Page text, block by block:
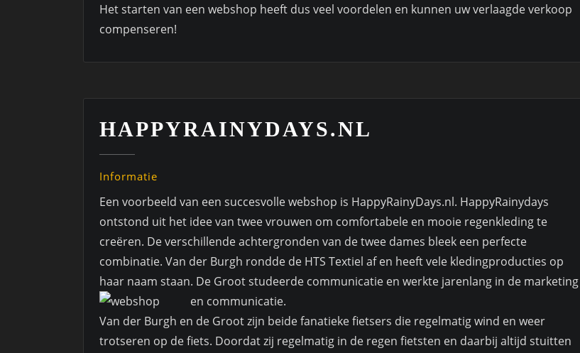
Het starten van een webshop heeft dus veel voordelen en kunnen uw verlaagde verkoop
compenseren!
HAPPYRAINYDAYS.NL
Informatie
Een voorbeeld van een succesvolle webshop is HappyRainyDays.nl. HappyRainydays
ontstond uit het idee van twee vrouwen om comfortabele en mooie regenkleding te
creëren. De verschillende achtergronden van de twee dames bleek een perfecte
combinatie. Van der Burgh rondde de HTS Textiel af en heeft vele kledingproducties op
haar naam staan. De Groot studeerde communicatie en werkte jarenlang in de marketing
en communicatie.
Van der Burgh en de Groot zijn beide fanatieke fietsers die regelmatig wind en weer
trotseren op de fiets. Doordat zij regelmatig in de regen fietsten en daarbij altijd stuitten